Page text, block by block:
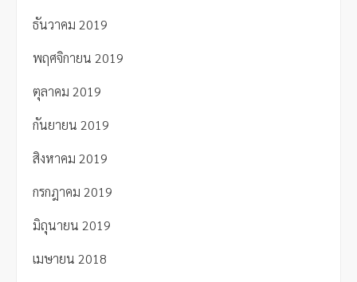
ธันวาคม 2019
พฤศจิกายน 2019
ตุลาคม 2019
กันยายน 2019
สิงหาคม 2019
กรกฎาคม 2019
มิถุนายน 2019
เมษายน 2018